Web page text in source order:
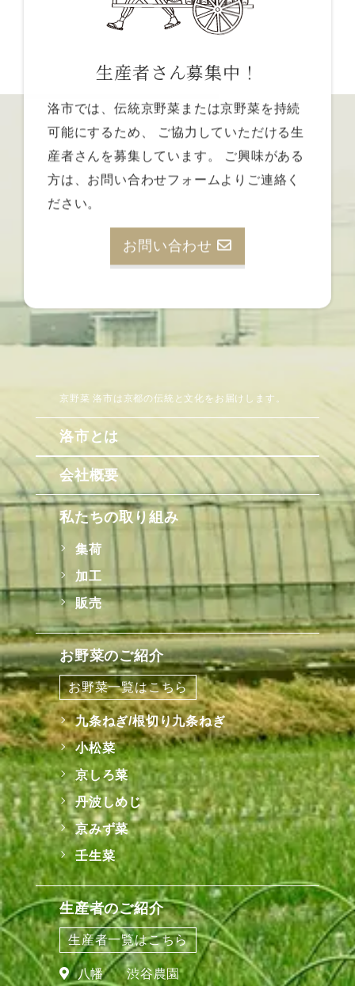
生産者さん募集中！
洛市では、伝統京野菜または京野菜を持続
可能にするため、
ご協力していただける生
産者さんを募集しています。
ご興味がある
方は、お問い合わせフォームよりご連絡く
ださい。
お問い合わせ
京野菜 洛市は京都の伝統と文化をお届けします。
洛市とは
会社概要
私たちの取り組み
集荷
加工
販売
お野菜のご紹介
お野菜一覧はこちら
九条ねぎ/根切り九条ねぎ
小松菜
京しろ菜
丹波しめじ
京みず菜
壬生菜
生産者のご紹介
生産者一覧はこちら
八幡 渋谷農園